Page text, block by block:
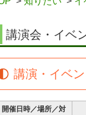
講演会・イベ
講演・イベ
開催日時／場所／対